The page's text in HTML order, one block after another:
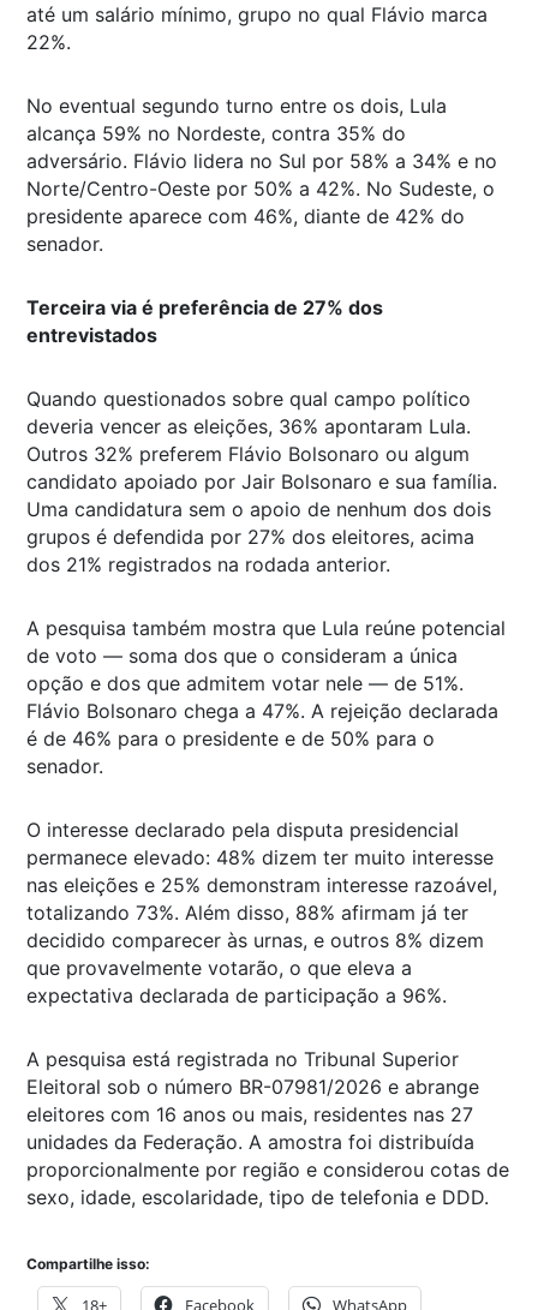
até um salário mínimo, grupo no qual Flávio marca
22%.
No eventual segundo turno entre os dois, Lula
alcança 59% no Nordeste, contra 35% do
adversário. Flávio lidera no Sul por 58% a 34% e no
Norte/Centro-Oeste por 50% a 42%. No Sudeste, o
presidente aparece com 46%, diante de 42% do
senador.
Terceira via é preferência de 27% dos
entrevistados
Quando questionados sobre qual campo político
deveria vencer as eleições, 36% apontaram Lula.
Outros 32% preferem Flávio Bolsonaro ou algum
candidato apoiado por Jair Bolsonaro e sua família.
Uma candidatura sem o apoio de nenhum dos dois
grupos é defendida por 27% dos eleitores, acima
dos 21% registrados na rodada anterior.
A pesquisa também mostra que Lula reúne potencial
de voto — soma dos que o consideram a única
opção e dos que admitem votar nele — de 51%.
Flávio Bolsonaro chega a 47%. A rejeição declarada
é de 46% para o presidente e de 50% para o
senador.
O interesse declarado pela disputa presidencial
permanece elevado: 48% dizem ter muito interesse
nas eleições e 25% demonstram interesse razoável,
totalizando 73%. Além disso, 88% afirmam já ter
decidido comparecer às urnas, e outros 8% dizem
que provavelmente votarão, o que eleva a
expectativa declarada de participação a 96%.
A pesquisa está registrada no Tribunal Superior
Eleitoral sob o número BR-07981/2026 e abrange
eleitores com 16 anos ou mais, residentes nas 27
unidades da Federação. A amostra foi distribuída
proporcionalmente por região e considerou cotas de
sexo, idade, escolaridade, tipo de telefonia e DDD.
Compartilhe isso:
18+ Facebook WhatsApp